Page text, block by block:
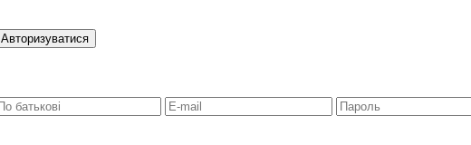
Авторизуватися